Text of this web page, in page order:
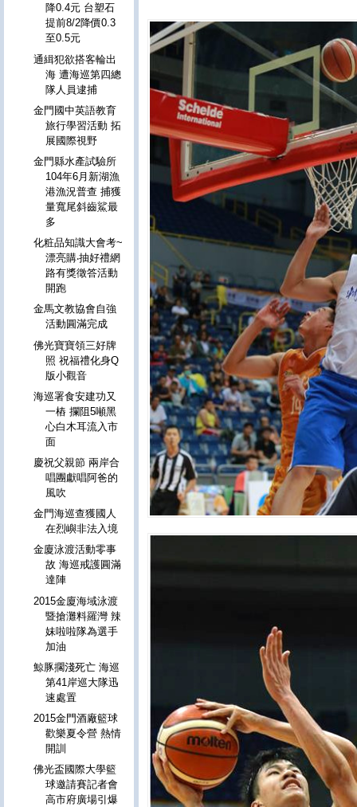
降0.4元 台塑石
提前8/2降價0.3
至0.5元
通緝犯欲搭客輪出
海 遭海巡第四總
隊人員逮捕
金門國中英語教育
旅行學習活動 拓
展國際視野
金門縣水產試驗所
104年6月新湖漁
港漁況普查 捕獲
量寬尾斜齒鯊最
多
化粧品知識大會考~
漂亮購‧抽好禮網
路有獎徵答活動
開跑
金馬文教協會自強
活動圓滿完成
佛光寶寶領三好牌
照 祝福禮化身Q
版小觀音
海巡署食安建功又
一樁 攔阻5噸黑
心白木耳流入市
面
慶祝父親節 兩岸合
唱團獻唱阿爸的
風吹
金門海巡查獲國人
在烈嶼非法入境
金廈泳渡活動零事
故 海巡戒護圓滿
達陣
2015金廈海域泳渡
暨搶灘料羅灣 辣
妹啦啦隊為選手
加油
鯨豚擱淺死亡 海巡
第41岸巡大隊迅
速處置
2015金門酒廠籃球
歡樂夏令營 熱情
開訓
佛光盃國際大學籃
球邀請賽記者會
高市府廣場引爆